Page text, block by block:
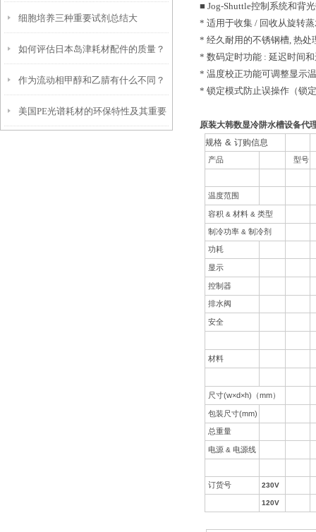
细胞培养三种重要试剂总结大
全！！！
如何评估日本岛津耗材配件的质量？
有哪些关键指标？
作为流动相甲醇和乙腈有什么不同？
美国PE光谱耗材的环保特性及其重要
■ Jog-Shuttle控制系统和
* 适用于收集 / 回收从旋转
* 经久耐用的不锈钢槽,
* 数码定时功能 : 延迟时间
* 温度校正功能可调整显
* 锁定模式防止误操作（锁
原装大韩数显冷阱水槽设备代
规格 &订购信息
产品 型号
温度范围
容积 &材料 &类型
制冷功率 &制冷剂
功耗
显示
控制器
排水阀
安全
材料
尺寸(w×d×h) （mm）
包装尺寸(mm)
总重量
电源 & 电源线
订货号 230V
120V